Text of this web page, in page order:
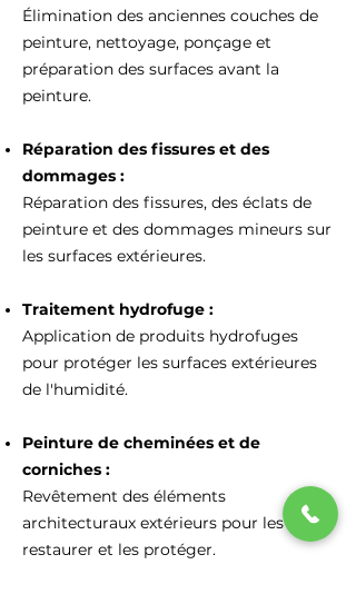
Élimination des anciennes couches de
peinture, nettoyage, ponçage et
préparation des surfaces avant la
peinture.
Réparation des fissures et des
dommages :
Réparation des fissures, des éclats de
peinture et des dommages mineurs sur
les surfaces extérieures.
Traitement hydrofuge :
Application de produits hydrofuges
pour protéger les surfaces extérieures
de l'humidité.
Peinture de cheminées et de
corniches :
Revêtement des éléments
architecturaux extérieurs pour les
restaurer et les protéger.